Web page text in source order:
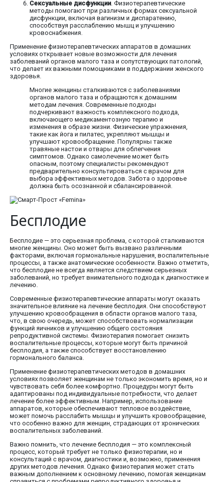
Сексуальные дисфункции . Физиотерапевтические
методы помогают при различных формах сексуальной
дисфункции, включая вагинизм и диспаратению,
способствуя расслаблению мышц и улучшению
кровоснабжения.
Применение физиотерапевтических аппаратов в домашних
условиях открывает новые возможности для лечения
заболеваний органов малого таза и сопутствующих патологий,
что делает их важными помощниками в поддержании женского
здоровья.
Многие женщины сталкиваются с заболеваниями
органов малого таза и обращаются к домашним
методам лечения. Современные подходы
подчеркивают важность комплексного подхода,
включающего медикаментозную терапию и
изменения в образе жизни. Физические упражнения,
такие как йога и пилатес, укрепляют мышцы и
улучшают кровообращение. Популярны также
травяные настои и отвары для облегчения
симптомов. Однако самолечение может быть
опасным, поэтому специалисты рекомендуют
предварительно консультироваться с врачом для
выбора эффективных методов. Забота о здоровье
должна быть осознанной и сбалансированной.
Бесплодие
Бесплодие — это серьезная проблема, с которой сталкиваются
многие женщины. Оно может быть вызвано различными
факторами, включая гормональные нарушения, воспалительные
процессы, а также анатомические особенности. Важно отметить,
что бесплодие не всегда является следствием серьезных
заболеваний, но требует внимательного подхода к диагностике и
лечению.
Современные физиотерапевтические аппараты могут оказать
значительное влияние на лечение бесплодия. Они способствуют
улучшению кровообращения в области органов малого таза,
что, в свою очередь, может способствовать нормализации
функций яичников и улучшению общего состояния
репродуктивной системы. Физиотерапия помогает снизить
воспалительные процессы, которые могут быть причиной
бесплодия, а также способствует восстановлению
гормонального баланса.
Применение физиотерапевтических методов в домашних
условиях позволяет женщинам не только экономить время, но и
чувствовать себя более комфортно. Процедуры могут быть
адаптированы под индивидуальные потребности, что делает
лечение более эффективным. Например, использование
аппаратов, которые обеспечивают тепловое воздействие,
может помочь расслабить мышцы и улучшить кровообращение,
что особенно важно для женщин, страдающих от хронических
воспалительных заболеваний.
Важно помнить, что лечение бесплодия — это комплексный
процесс, который требует не только физиотерапии, но и
консультаций с врачом, диагностики и, возможно, применения
других методов лечения. Однако физиотерапия может стать
важным дополнением к основному лечению, помогая женщинам